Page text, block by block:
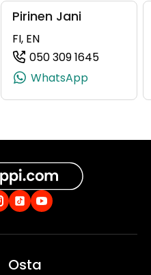
0504135284,
Pirinen Jani
FI, EN
050 309 1645
WhatsApp
Osta